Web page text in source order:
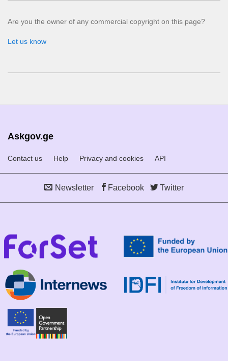
Are you the owner of any commercial copyright on this page?
Let us know
Askgov.ge
Contact us Help Privacy and cookies API
Newsletter Facebook Twitter